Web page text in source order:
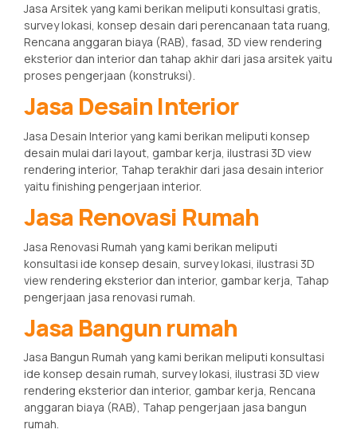
Jasa Arsitek yang kami berikan meliputi konsultasi gratis,
survey lokasi, konsep desain dari perencanaan tata ruang,
Rencana anggaran biaya (RAB), fasad, 3D view rendering
eksterior dan interior dan tahap akhir dari jasa arsitek yaitu
proses pengerjaan (konstruksi).
Jasa Desain Interior
Jasa Desain Interior yang kami berikan meliputi konsep
desain mulai dari layout, gambar kerja, ilustrasi 3D view
rendering interior, Tahap terakhir dari jasa desain interior
yaitu finishing pengerjaan interior.
Jasa Renovasi Rumah
Jasa Renovasi Rumah yang kami berikan meliputi
konsultasi ide konsep desain, survey lokasi, ilustrasi 3D
view rendering eksterior dan interior, gambar kerja, Tahap
pengerjaan jasa renovasi rumah.
Jasa Bangun rumah
Jasa Bangun Rumah yang kami berikan meliputi konsultasi
ide konsep desain rumah, survey lokasi, ilustrasi 3D view
rendering eksterior dan interior, gambar kerja, Rencana
anggaran biaya (RAB), Tahap pengerjaan jasa bangun
rumah.